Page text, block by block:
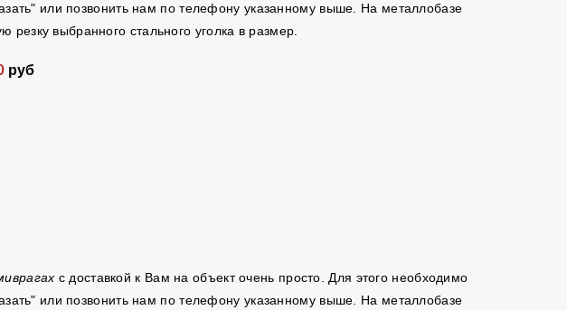
или позвонить нам по телефону указанному выше. На металлобазе
выбранного стального уголка в размер.
руб
с доставкой к Вам на объект очень просто. Для этого необходимо
или позвонить нам по телефону указанному выше. На металлобазе